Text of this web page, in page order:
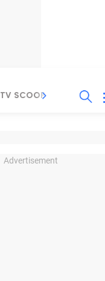
TV SCOOP LIRIK
Advertisement